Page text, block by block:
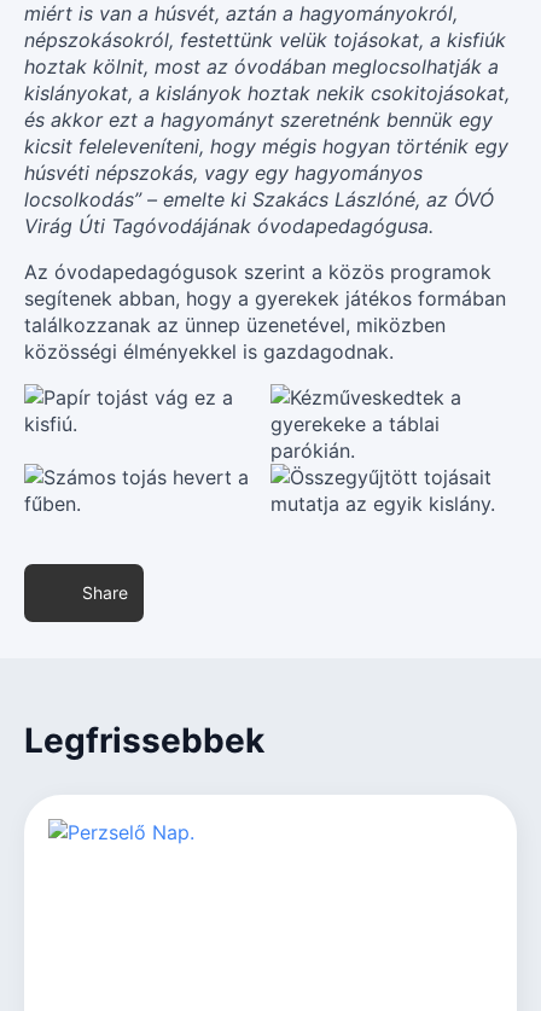
miért is van a húsvét, aztán a hagyományokról,
népszokásokról, festettünk velük tojásokat, a kisfiúk
hoztak kölnit, most az óvodában meglocsolhatják a
kislányokat, a kislányok hoztak nekik csokitojásokat,
és akkor ezt a hagyományt szeretnénk bennük egy
kicsit feleleveníteni, hogy mégis hogyan történik egy
húsvéti népszokás, vagy egy hagyományos
locsolkodás” – emelte ki Szakács Lászlóné, az ÓVÓ
Virág Úti Tagóvodájának óvodapedagógusa.
Az óvodapedagógusok szerint a közös programok
segítenek abban, hogy a gyerekek játékos formában
találkozzanak az ünnep üzenetével, miközben
közösségi élményekkel is gazdagodnak.
Share
Legfrissebbek